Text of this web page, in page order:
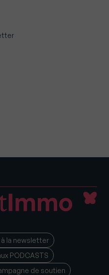
la newsletter
PODCASTS
de soutien